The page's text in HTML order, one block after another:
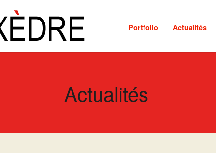
Portfolio Actualités
Actualités